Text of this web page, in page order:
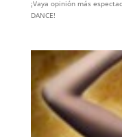
¡Vaya opinión más
DANCE!